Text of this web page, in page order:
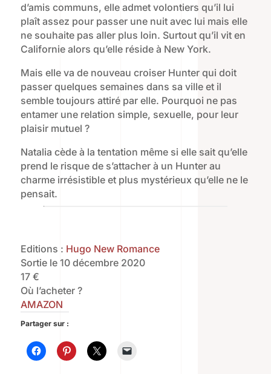
d’amis communs, elle admet volontiers qu’il lui
plaît assez pour passer une nuit avec lui mais elle
ne souhaite pas aller plus loin. Surtout qu’il vit en
Californie alors qu’elle réside à New York.
Mais elle va de nouveau croiser Hunter qui doit
passer quelques semaines dans sa ville et il
semble toujours attiré par elle. Pourquoi ne pas
entamer une relation simple, sexuelle, pour leur
plaisir mutuel ?
Natalia cède à la tentation même si elle sait qu’elle
prend le risque de s’attacher à un Hunter au
charme irrésistible et plus mystérieux qu’elle ne le
pensait.
Editions : Hugo New Romance
Sortie le 10 décembre 2020
17 €
Où l’acheter ?
AMAZON
Partager sur :